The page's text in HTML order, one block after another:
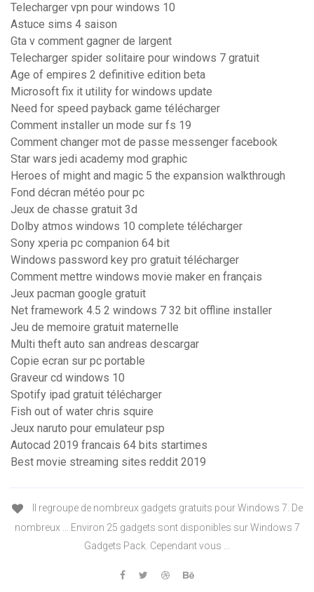
Telecharger vpn pour windows 10
Astuce sims 4 saison
Gta v comment gagner de largent
Telecharger spider solitaire pour windows 7 gratuit
Age of empires 2 definitive edition beta
Microsoft fix it utility for windows update
Need for speed payback game télécharger
Comment installer un mode sur fs 19
Comment changer mot de passe messenger facebook
Star wars jedi academy mod graphic
Heroes of might and magic 5 the expansion walkthrough
Fond décran météo pour pc
Jeux de chasse gratuit 3d
Dolby atmos windows 10 complete télécharger
Sony xperia pc companion 64 bit
Windows password key pro gratuit télécharger
Comment mettre windows movie maker en français
Jeux pacman google gratuit
Net framework 4.5 2 windows 7 32 bit offline installer
Jeu de memoire gratuit maternelle
Multi theft auto san andreas descargar
Copie ecran sur pc portable
Graveur cd windows 10
Spotify ipad gratuit télécharger
Fish out of water chris squire
Jeux naruto pour emulateur psp
Autocad 2019 francais 64 bits startimes
Best movie streaming sites reddit 2019
Il regroupe de nombreux gadgets gratuits pour Windows 7. De
nombreux ... Environ 25 gadgets sont disponibles sur Windows 7
Gadgets Pack. Cependant vous ...